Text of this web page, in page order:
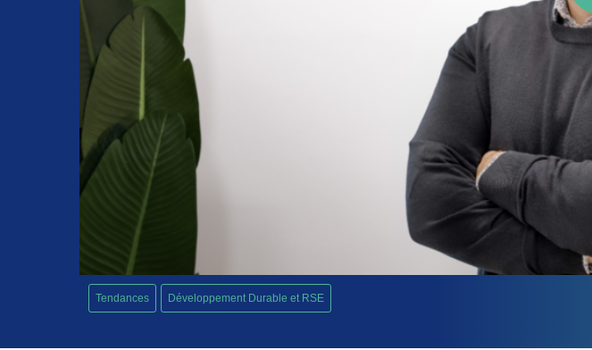
Tendances Développement Durable et RSE